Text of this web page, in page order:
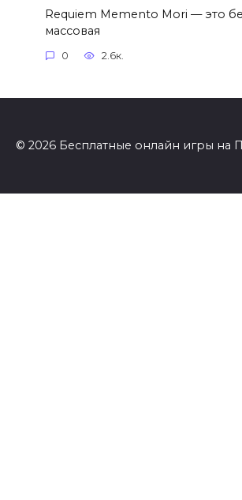
Requiem Memento Mori — это
массовая
0 2.6к.
© 2026 Бесплатные онлайн игры на